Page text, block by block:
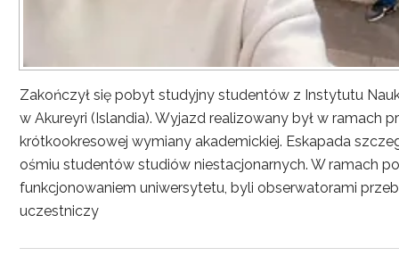
Zakończył się pobyt studyjny studentów z Instytutu
w Akureyri (Islandia). Wyjazd realizowany był w ramach
krótkookresowej wymiany akademickiej. Eskapada
ośmiu studentów studiów niestacjonarnych. W ramach
funkcjonowaniem uniwersytetu, byli obserwatorami
uczestniczy